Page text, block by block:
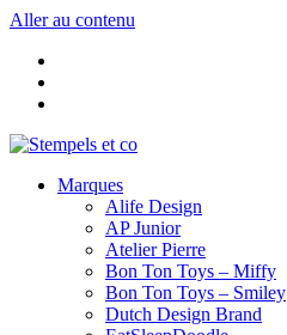
Aller au contenu
Marques
Alife Design
AP Junior
Atelier Pierre
Bon Ton Toys – Miffy
Bon Ton Toys – Smiley
Dutch Design Brand